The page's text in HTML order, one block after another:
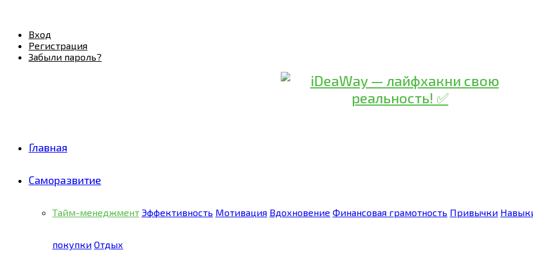
Вход
Регистрация
Забыли пароль?
Главная
Саморазвитие
Тайм-менеджмент Эффективность Мотивация Вдохновение Финансовая грамотность Привычки
покупки Отдых